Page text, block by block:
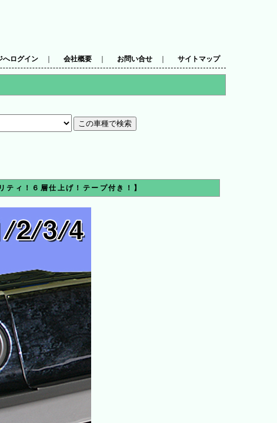
へログイン 会社概要 お問い合せ サイトマップ
ィ！６層仕上げ！テープ付き！】